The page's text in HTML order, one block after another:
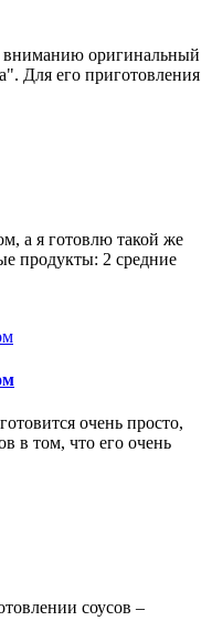
вниманию оригинальный
Для его приготовления
а я готовлю такой же
продукты: 2 средние
очень просто,
в том, что его очень
соусов –